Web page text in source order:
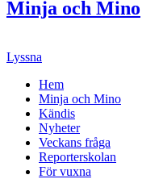
Lyssna
Hem
Minja och Mino
Kändis
Nyheter
Veckans fråga
Reporterskolan
För vuxna